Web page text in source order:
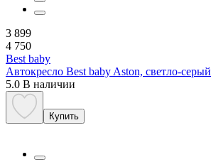
3 899
4 750
Best baby
Автокресло Best baby Aston, светло-серый
5.0 В наличии
Купить